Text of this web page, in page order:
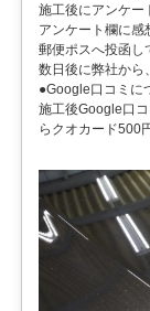
施工後にアンケー
アンケート欄に感
郵便ポスへ投函し
数日後に弊社から
●Google口コミに
施工後Google口
らクオカード500